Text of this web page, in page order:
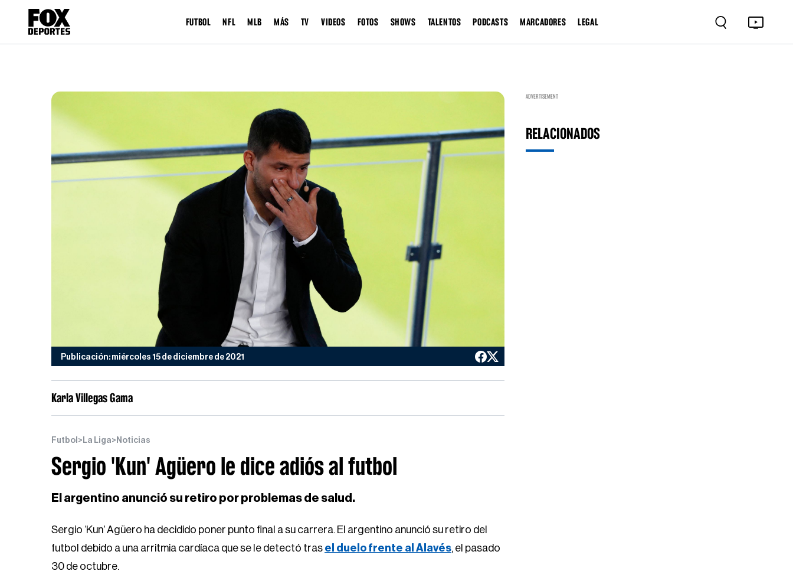
FUTBOL NFL MLB MÁS TV VIDEOS FOTOS SHOWS TALENTOS PODCASTS MARCADORES LEGAL
Publicación: miércoles 15 de diciembre de 2021
Karla Villegas Gama
Futbol > La Liga> Noticias
Sergio 'Kun' Agüero le dice adiós al futbol
El argentino anunció su retiro por problemas de salud.
Sergio ‘Kun’ Agüero ha decidido poner punto final a su carrera. El argentino anunció su retiro del
futbol debido a una arritmia cardíaca que se le detectó tras el duelo frente al Alavés, el pasado
30 de octubre.
ADVERTISEMENT
RELACIONADOS